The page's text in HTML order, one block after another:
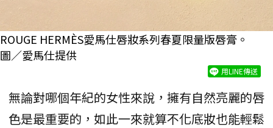
ROUGE HERMÈS愛馬仕唇妝系列春夏限量版唇膏。
圖／愛馬仕提供
用LINE傳送
無論對哪個年紀的女性來說，擁有自然亮麗的唇
色是最重要的，如此一來就算不化底妝也能輕鬆